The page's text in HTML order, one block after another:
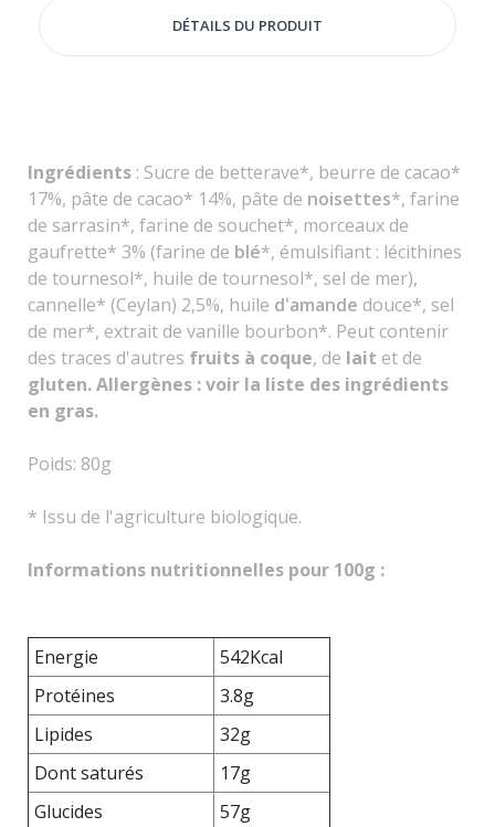
DÉTAILS DU PRODUIT
Ingrédients : Sucre de betterave*, beurre de cacao*
17%, pâte de cacao* 14%, pâte de noisettes*, farine
de sarrasin*, farine de souchet*, morceaux de
gaufrette* 3% (farine de blé*, émulsifiant : lécithines
de tournesol*, huile de tournesol*, sel de mer),
cannelle* (Ceylan) 2,5%, huile d'amande douce*, sel
de mer*, extrait de vanille bourbon*. Peut contenir
des traces d'autres fruits à coque, de lait et de
gluten. Allergènes : voir la liste des ingrédients
en gras.
Poids: 80g
* Issu de l'agriculture biologique.
Informations nutritionnelles pour 100g :
Energie
542Kcal
Protéines
3.8g
Lipides
32g
Dont saturés
17g
Glucides
57g